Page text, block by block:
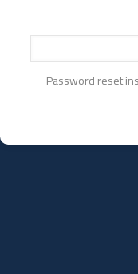
Password reset